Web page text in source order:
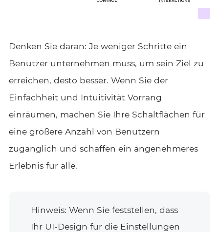
Denken Sie daran: Je weniger Schritte ein
Benutzer unternehmen muss, um sein Ziel zu
erreichen, desto besser. Wenn Sie der
Einfachheit und Intuitivität Vorrang
einräumen, machen Sie Ihre Schaltflächen für
eine größere Anzahl von Benutzern
zugänglich und schaffen ein angenehmeres
Erlebnis für alle.
Hinweis: Wenn Sie feststellen, dass
Ihr UI-Design für die Einstellungen